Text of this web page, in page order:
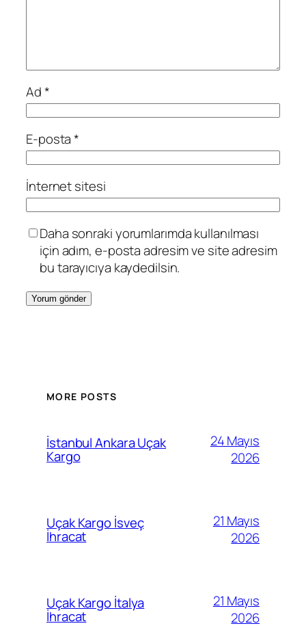
Ad*
E-posta*
İnternet sitesi
Daha sonraki yorumlarımda kullanılması
için adım, e-posta adresim ve site adresim
bu tarayıcıya kaydedilsin.
MORE POSTS
İstanbul Ankara Uçak
Kargo
24 Mayıs
2026
Uçak Kargo İsveç
İhracat
21 Mayıs
2026
Uçak Kargo İtalya
İhracat
21 Mayıs
2026